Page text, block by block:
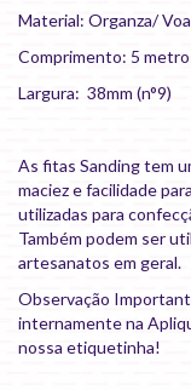
Material: Organza/
Comprimento: 5
Largura: 38mm (n°9)
As fitas Sanding tem
maciez e facilidade
utilizadas para
Também podem ser
artesanatos em geral.
Observação
internamente na
nossa etiquetinha!